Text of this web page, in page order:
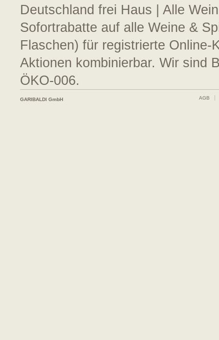
Deutschland frei Haus | Alle
Sofortrabatte auf alle Weine &
Flaschen) für registrierte
Aktionen kombinierbar. Wir sind
ÖKO-006.
GARIBALDI GmbH AGB